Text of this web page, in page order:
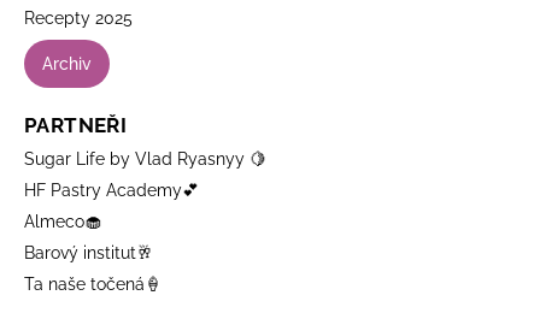
Recepty 2025
Archiv
PARTNEŘI
Sugar Life by Vlad Ryasnyy 🍋
HF Pastry Academy💕
Almeco🧁
Barový institut🥂
Ta naše točená🍦